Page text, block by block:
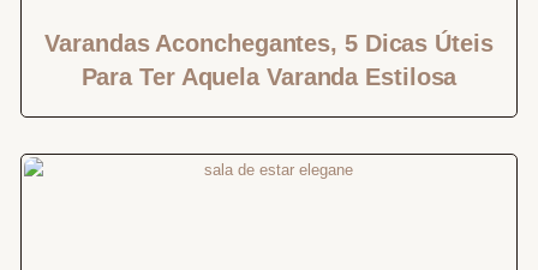
Varandas Aconchegantes, 5 Dicas Úteis
Para Ter Aquela Varanda Estilosa